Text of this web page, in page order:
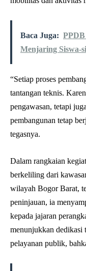
Baca Juga:
Menjaring Siswa-
“Setiap proses
tantangan teknis.
pengawasan, tetapi
pembangunan tetap
tegasnya.
Dalam rangkaian
berkeliling dari
wilayah Bogor Barat,
peninjauan, ia
kepada jajaran
menunjukkan dedikasi
pelayanan publik,